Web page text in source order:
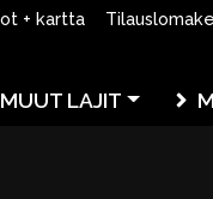
+ kartta Tilauslomake
MUUT LAJIT